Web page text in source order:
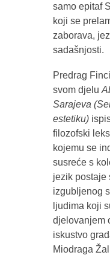
samo epitaf
koji se
zaborava,
sadašnjosti.
Predrag
svom djelu
Sarajeva
estetiku)
filozofski
kojemu se
susreće s
jezik postaje
izgubljenog
ljudima koji
djelovanjem
iskustvo
Miodraga